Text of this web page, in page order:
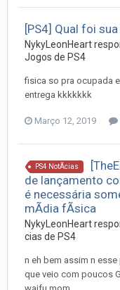
[PS4] Qual foi
NykyLeonHeart
Jogos de PS4
fisica so pra ocupada
entrega kkkkkkk
Março 12, 2019
PS4 NotÃ­cias
de lançamento
é necessária
mÃ­dia fÃ­sica
NykyLeonHeart
cias de PS4
n eh bem assim n
que veio com poucos